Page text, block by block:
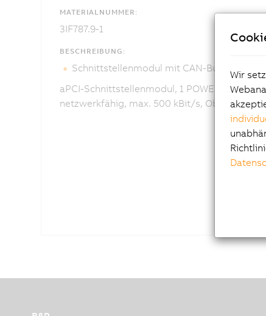
MATERIALNUMMER:
3IF787.9-1
BESCHREIBUNG:
Schnittstellenmodul mit CAN-Bus und
aPCI-Schnittstellenmodul, 1 POWERLINK-
netzwerkfähig, max. 500 kBit/s,
Wir